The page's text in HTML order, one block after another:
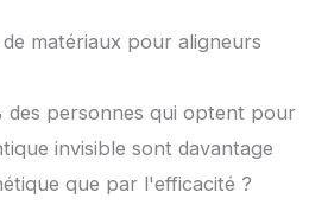
matériaux pour aligneurs
des personnes qui optent pour
invisible sont davantage
que par l'efficacité ?